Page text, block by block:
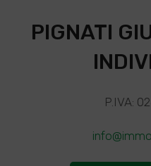
PIGNATI
P.IVA: